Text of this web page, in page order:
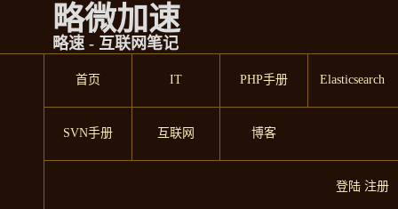
略微加速
略速 - 互联网笔记
首页 IT PHP手册 Elasticsearch
SVN手册 互联网 博客
登陆 注册